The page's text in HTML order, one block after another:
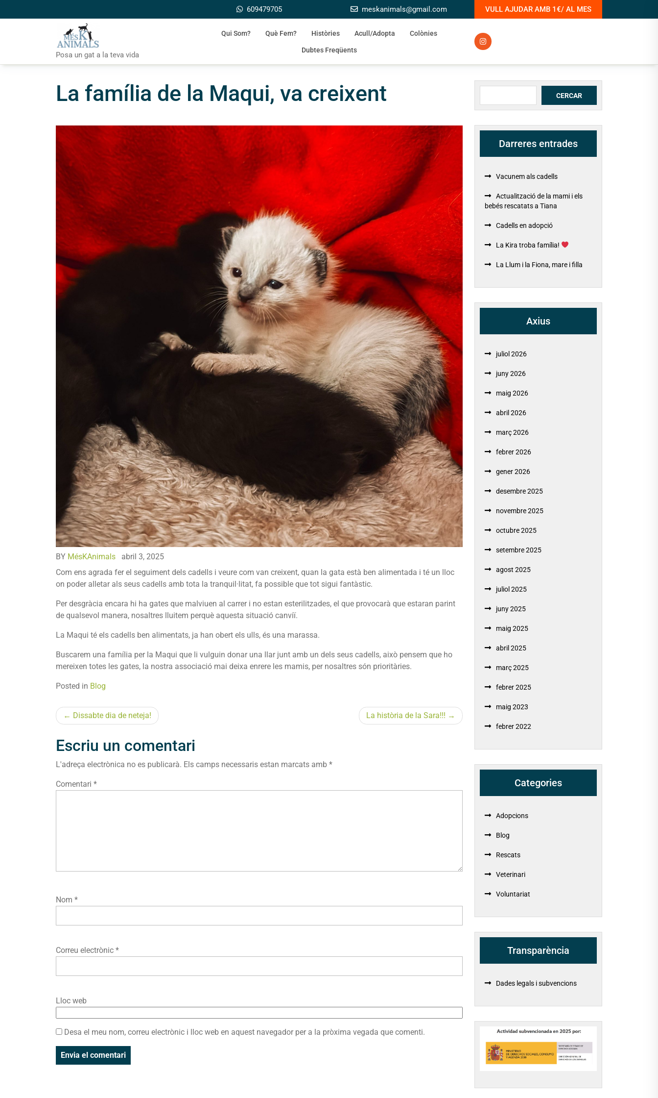
to
609479705 meskanimals@gmail.com VULL AJUDAR AMB 1€/ AL MES
Posa un gat a la teva vida
Qui Som? Què Fem? Històries Acull/Adopta Colònies
Dubtes Freqüents
La família de la Maqui, va creixent
BY MésKAnimals
abril 3, 2025
Com ens agrada fer el seguiment dels cadells i veure com van creixent, quan la gata està ben alimentada i té un lloc
on poder alletar als seus cadells amb tota la tranquil·litat, fa possible que tot sigui fantàstic.
Per desgràcia encara hi ha gates que malviuen al carrer i no estan esterilitzades, el que provocarà que estaran parint
de qualsevol manera, nosaltres lluitem perquè aquesta situació canviï.
La Maqui té els cadells ben alimentats, ja han obert els ulls, és una marassa.
Buscarem una família per la Maqui que li vulguin donar una llar junt amb un dels seus cadells, això pensem que ho
mereixen totes les gates, la nostra associació mai deixa enrere les mamis, per nosaltres són prioritàries.
Posted in Blog
Navegació
Dissabte dia de neteja! La història de la Sara!!!
Escriu un comentari
L'adreça electrònica no es publicarà. Els camps necessaris estan marcats amb *
Comentari *
Nom *
Correu electrònic *
Lloc web
Desa el meu nom, correu electrònic i lloc web en aquest navegador per a la pròxima vegada que comenti.
Cerca CERCAR
Darreres entrades
Vacunem als cadells
Actualització de la mami i els
bebés rescatats a Tiana
Cadells en adopció
La Kira troba família!
La Llum i la Fiona, mare i filla
Axius
juliol 2026
juny 2026
maig 2026
abril 2026
març 2026
febrer 2026
gener 2026
desembre 2025
novembre 2025
octubre 2025
setembre 2025
agost 2025
juliol 2025
juny 2025
maig 2025
abril 2025
març 2025
febrer 2025
maig 2023
febrer 2022
Categories
Adopcions
Blog
Rescats
Veterinari
Voluntariat
Transparència
Dades legals i subvencions